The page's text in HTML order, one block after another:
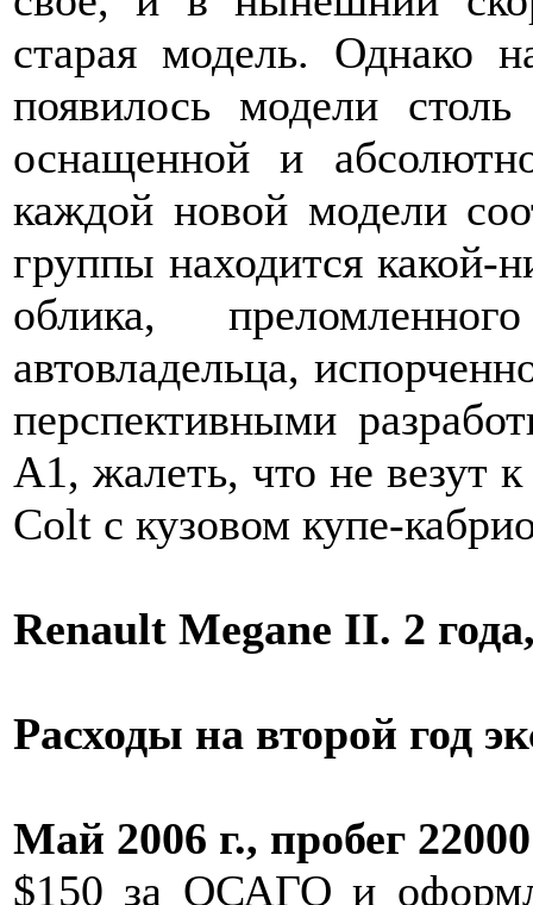
старая модель. Однако
появилось модели
оснащенной и
каждой новой модели
группы находится какой-
облика,
автовладельца,
перспективными
A1, жалеть, что не везут
Colt с кузовом купе-
Renault Megane II. 2
Расходы на второй год
Май 2006 г., пробег
$150 за ОСАГО и